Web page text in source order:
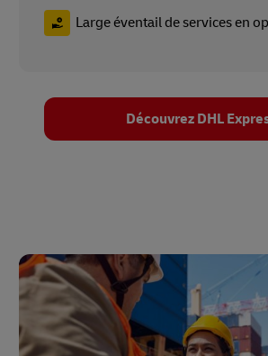
Large éventail de services en
Découvrez DHL